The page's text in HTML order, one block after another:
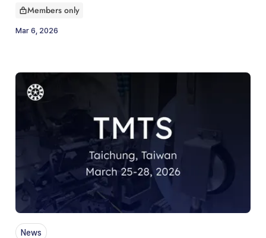
This article is for
Members only
Mar 6, 2026
News